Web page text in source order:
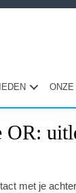
ONZE
OR:
met je